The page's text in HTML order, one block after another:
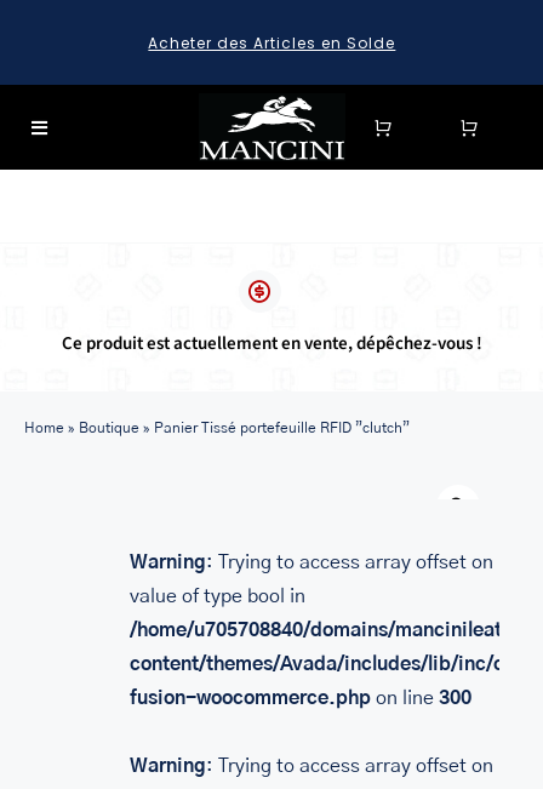
content
Acheter des Articles en Solde
Toggle
LUGGAGE
LEATHER BAGS
PORTEFEUILLE EN CUIR
ACCESSOIRES
Ce produit est actuellement en vente, dépêchez-vous !
Home » Boutique » Panier Tissé portefeuille RFID ”clutch”
Warning: Trying to access array offset on
value of type bool in
/home/u705708840/domains/
content/themes/Avada/includes/lib/inc/
fusion-woocommerce.phpon line 300
Warning: Trying to access array offset on